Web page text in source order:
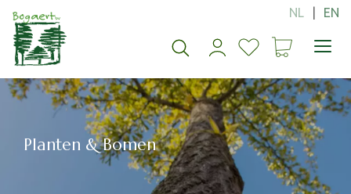
a
Planten & Bomen